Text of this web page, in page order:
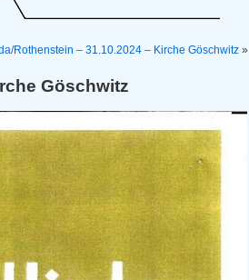
Rothenstein – 31.10.2024 – Kirche Göschwitz »
Göschwitz